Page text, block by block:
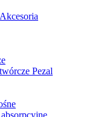
Pezal